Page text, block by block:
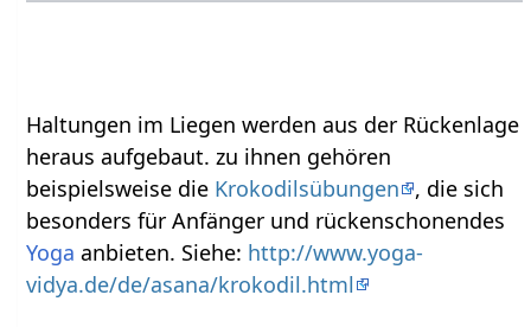
Haltungen im Liegen werden aus der Rückenlage
heraus aufgebaut. zu ihnen gehören
beispielsweise die Krokodilsübungen
, die sich
besonders für Anfänger und rückenschonendes
Yoga anbieten. Siehe: http://www.yoga-
vidya.de/de/asana/krokodil.html